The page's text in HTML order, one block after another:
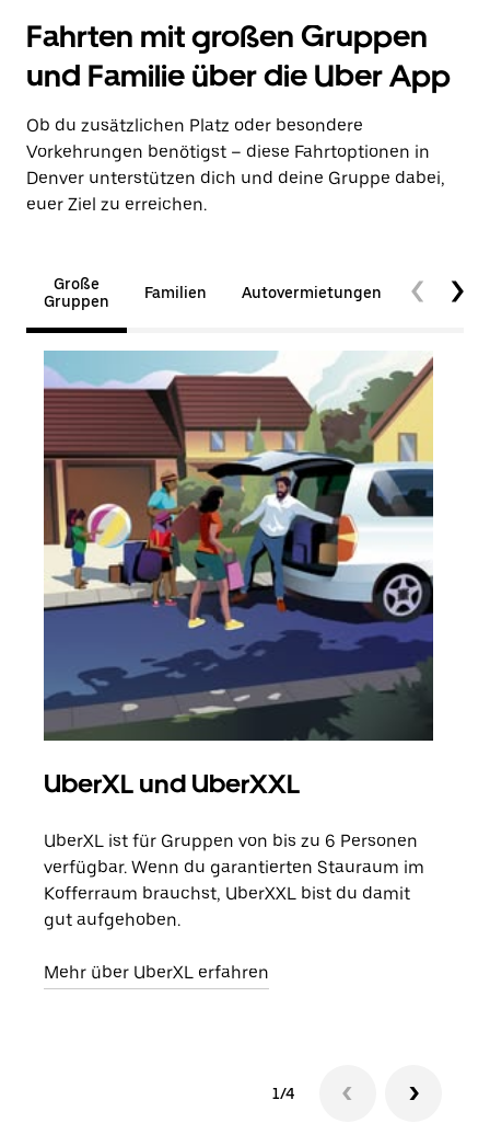
Fahrten mit großen Gruppen
und Familie über die Uber App
Ob du zusätzlichen Platz oder besondere
Vorkehrungen benötigst – diese Fahrtoptionen in
Denver unterstützen dich und deine Gruppe dabei,
euer Ziel zu erreichen.
Große
Gruppen
Familien Autovermietungen
UberXL und UberXXL
UberXL ist für Gruppen von bis zu 6 Personen
verfügbar. Wenn du garantierten Stauraum im
Kofferraum brauchst, UberXXL bist du damit
gut aufgehoben.
Mehr über UberXL erfahren
1/4